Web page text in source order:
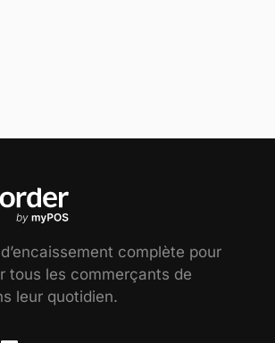
complète pour
tous les commerçants de
leur quotidien.